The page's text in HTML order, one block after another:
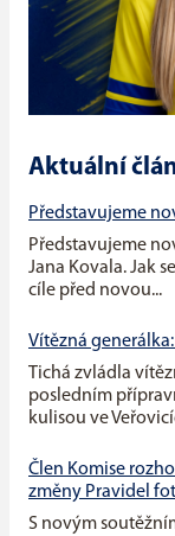
Aktuální
Představujeme
Představujeme
Jana Kovala. Jak
cíle před novou...
Vítězná generálka:
Tichá zvládla
posledním
kulisou ve
Člen Komise
změny Pravidel
S novým